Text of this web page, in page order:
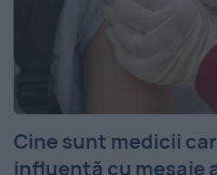
Cine sunt medicii
influență cu mesaje